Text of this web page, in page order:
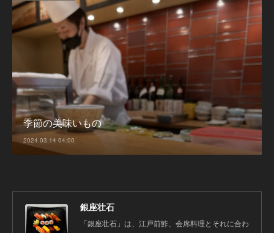
季節の美味いもの
2024.03.14 04:00
銀座壮石
「銀座壮石」は、江戸前鮓、会席料理とそれに合わ